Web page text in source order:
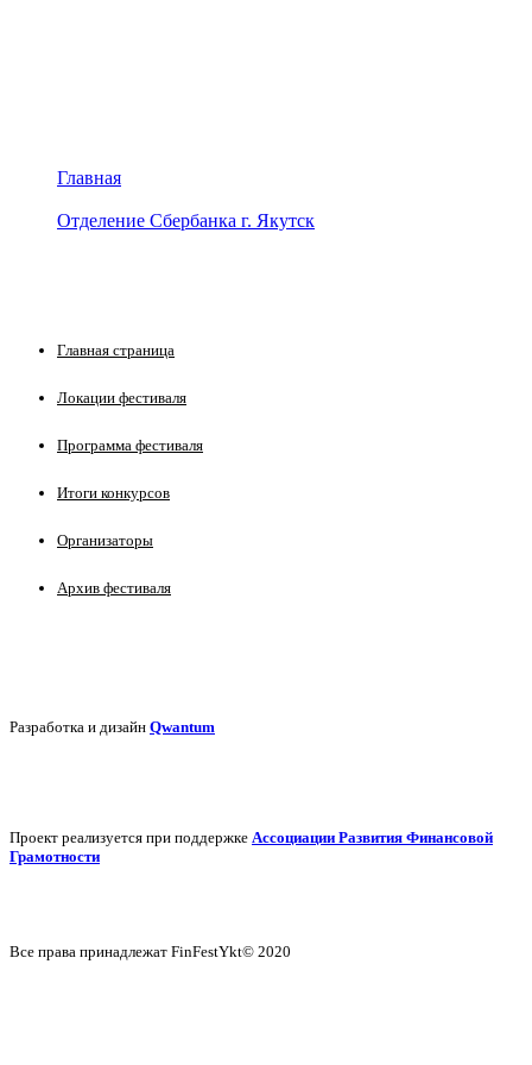
Главная
Отделение Сбербанка г. Якутск
Главная страница
Локации фестиваля
Программа фестиваля
Итоги конкурсов
Организаторы
Архив фестиваля
Разработка и дизайн Qwantum
Проект реализуется при поддержке Ассоциации Развития Финансовой
Грамотности
Все права принадлежат FinFestYkt© 2020